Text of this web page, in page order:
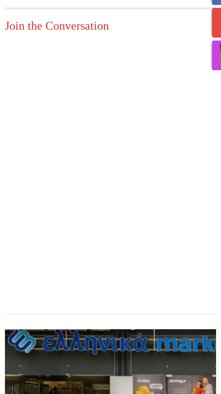
Join the Conversation